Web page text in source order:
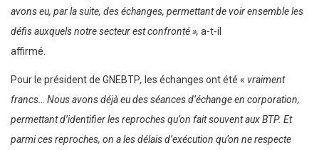
avons eu, par la suite, des échanges, permettant de voir ensemble les
défis auxquels notre secteur est confronté », a-t-il
affirmé.
Pour le président de GNEBTP, les échanges ont été « vraiment
francs … Nous avons déjà eu des séances d’échange en corporation,
permettant d’identifier les reproches qu’on fait souvent aux BTP. Et
parmi ces reproches, on a les délais d’exécution qu’on ne respecte